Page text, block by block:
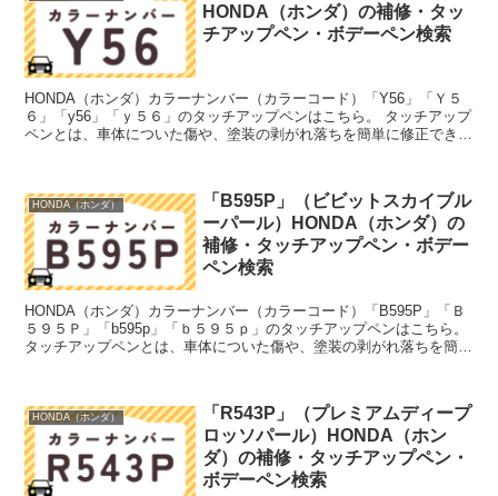
HONDA（ホンダ）の補修・タッ
チアップペン・ボデーペン検索
HONDA（ホンダ）カラーナンバー（カラーコード）「Y56」「Ｙ５
６」「y56」「ｙ５６」のタッチアップペンはこちら。 タッチアップ
ペンとは、車体についた傷や、塗装の剥がれ落ちを簡単に修正できる
HONDA（ホンダ）
「B595P」（ビビットスカイブル
ーパール）HONDA（ホンダ）の
補修・タッチアップペン・ボデー
ペン検索
HONDA（ホンダ）カラーナンバー（カラーコード）「B595P」「Ｂ
５９５Ｐ」「b595p」「ｂ５９５ｐ」のタッチアップペンはこちら。
タッチアップペンとは、車体についた傷や、塗装の剥がれ落ちを簡単
HONDA（ホンダ）
「R543P」（プレミアムディープ
ロッソパール）HONDA（ホン
ダ）の補修・タッチアップペン・
ボデーペン検索